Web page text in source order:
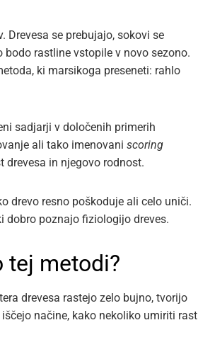
se prebujajo, sokovi se
rastline vstopile v novo sezono.
ki marsikoga preseneti: rahlo
sadjarji v določenih primerih
ali tako imenovani scoring
drevesa in njegovo rodnost.
drevo resno poškoduje ali celo uniči.
dobro poznajo fiziologijo dreves.
tej metodi?
drevesa rastejo zelo bujno, tvorijo
načine, kako nekoliko umiriti rast